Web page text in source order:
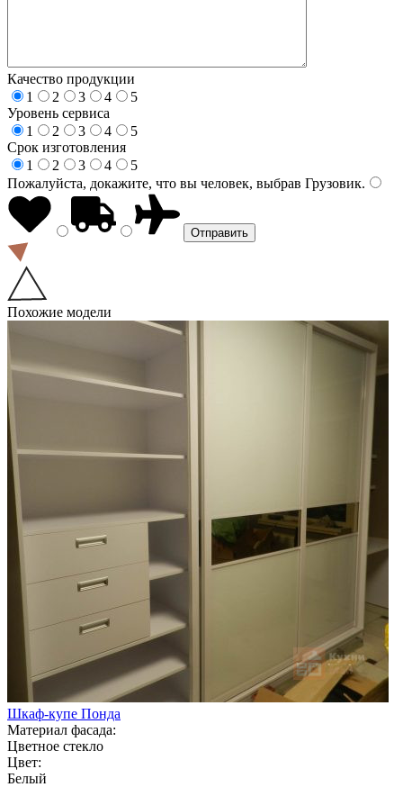
Качество продукции
1
2 3 4
5
Уровень сервиса
1
2 3 4
5
Срок изготовления
1
2 3 4
5
Пожалуйста, докажите, что вы человек, выбрав Грузовик.
Похожие модели
Шкаф-купе Понда
Материал фасада:
Цветное стекло
Цвет:
Белый